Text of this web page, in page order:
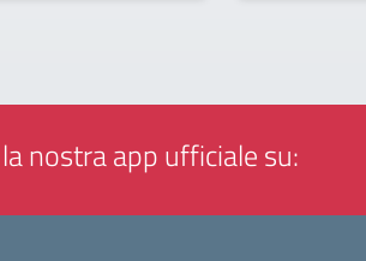
nostra app ufficiale su: